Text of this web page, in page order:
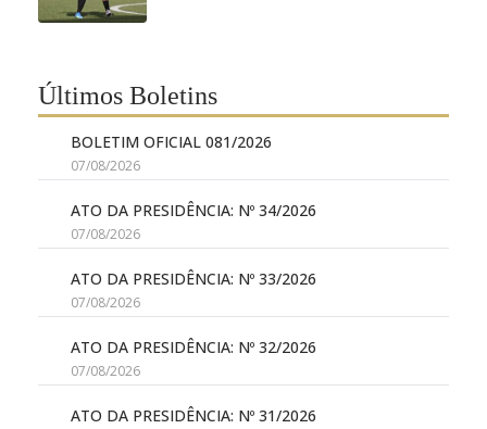
Últimos Boletins
BOLETIM OFICIAL 081/2026
07/08/2026
ATO DA PRESIDÊNCIA: Nº 34/2026
07/08/2026
ATO DA PRESIDÊNCIA: Nº 33/2026
07/08/2026
ATO DA PRESIDÊNCIA: Nº 32/2026
07/08/2026
ATO DA PRESIDÊNCIA: Nº 31/2026